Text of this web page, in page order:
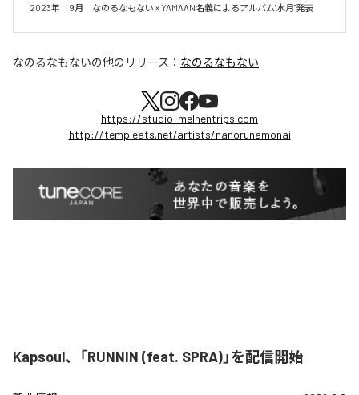
2023年　9月　なのるなもない × YAMAAN名義によるアルバム"水月"発表
なのるなもないの他のリリース： なのるなもない
https://studio-melhentrips.com
http://templeats.net/artists/nanorunamonai
Kapsoul、「RUNNIN (feat. SPRA)」を配信開始